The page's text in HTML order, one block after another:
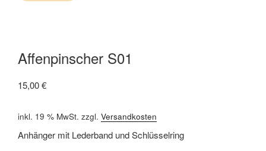
Affenpinscher S01
15,00€
inkl. 19 % MwSt. zzgl. Versandkosten
Anhänger mit Lederband und Schlüsselring